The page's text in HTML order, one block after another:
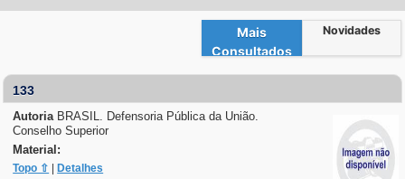
Mais
Consultados
Novidades
133
Autoria BRASIL. Defensoria Pública da União.
Conselho Superior
Material:
Topo ⇧ Detalhes